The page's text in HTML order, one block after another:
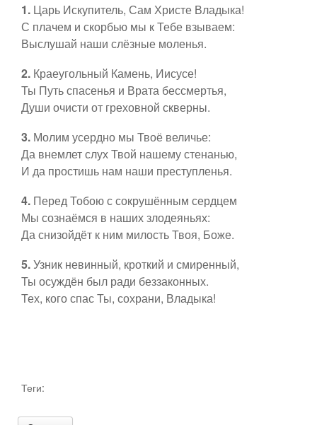
Пятидесятница
Ординарий Мессы
Евхаристические
Ко святым
Таинства
Контакты
Ссылки
1. Царь Искупитель, Сам Христе Владыка!
С плачем и скорбью мы к Тебе взываем:
Выслушай наши слёзные моленья.
2. Краеугольный Камень, Иисусе!
Ты Путь спасенья и Врата бессмертья,
Души очисти от греховной скверны.
3. Молим усердно мы Твоё величье:
Да внемлет слух Твой нашему стенанью,
И да простишь нам наши преступленья.
4. Перед Тобою с сокрушённым сердцем
Мы сознаёмся в наших злодеяньях:
Да снизойдёт к ним милость Твоя, Боже.
5.Узник невинный, кроткий и смиренный,
Ты осуждён был ради беззаконных.
Тех, кого спас Ты, сохрани, Владыка!
Теги: